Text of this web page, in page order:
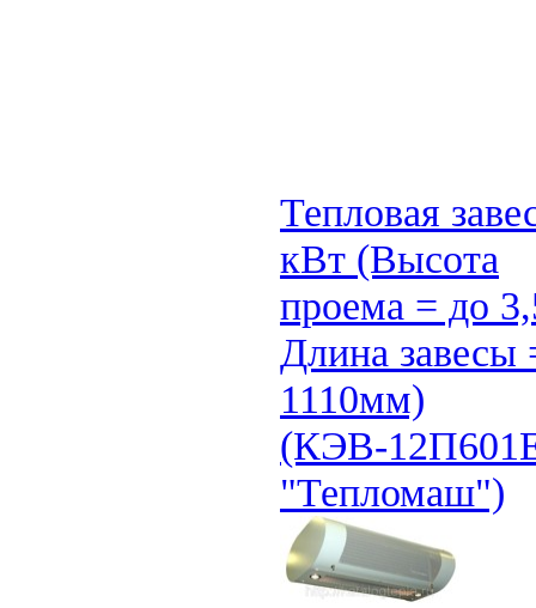
Тепловая
кВт (Высота
проема = до
Длина завесы
1110мм)
(КЭВ-
"Тепломаш")